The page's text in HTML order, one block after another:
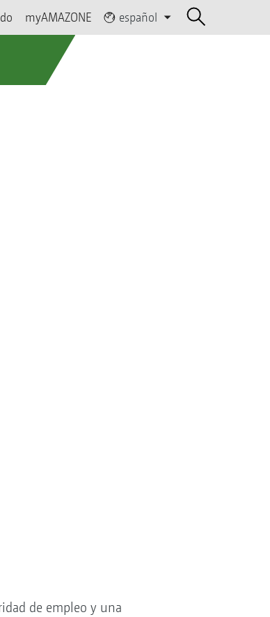
myAMAZONE español
de empleo y una